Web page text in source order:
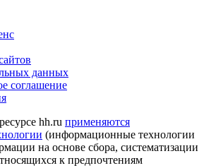
данных
соглашение
hh.ru применяются
(информационные технологии
на основе сбора, систематизации
к предпочтениям